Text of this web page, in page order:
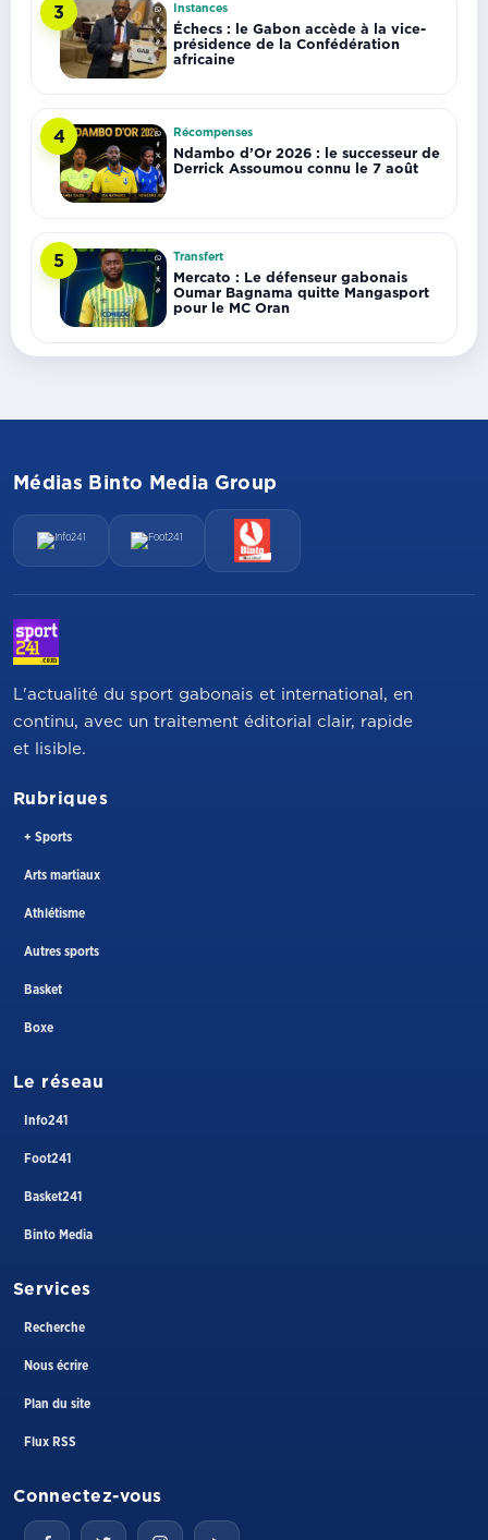
3 Instances
Échecs : le Gabon accède à la vice-
présidence de la Confédération
africaine
4 Récompenses
Ndambo d’Or 2026 : le successeur de
Derrick Assoumou connu le 7 août
5 Transfert
Mercato : Le défenseur gabonais
Oumar Bagnama quitte Mangasport
pour le MC Oran
Médias Binto Media Group
L'actualité du sport gabonais et international, en
continu, avec un traitement éditorial clair, rapide
et lisible.
Rubriques
+ Sports
Arts martiaux
Athlétisme
Autres sports
Basket
Boxe
Le réseau
Info241
Foot241
Basket241
Binto Media
Services
Recherche
Nous écrire
Plan du site
Flux RSS
Connectez-vous